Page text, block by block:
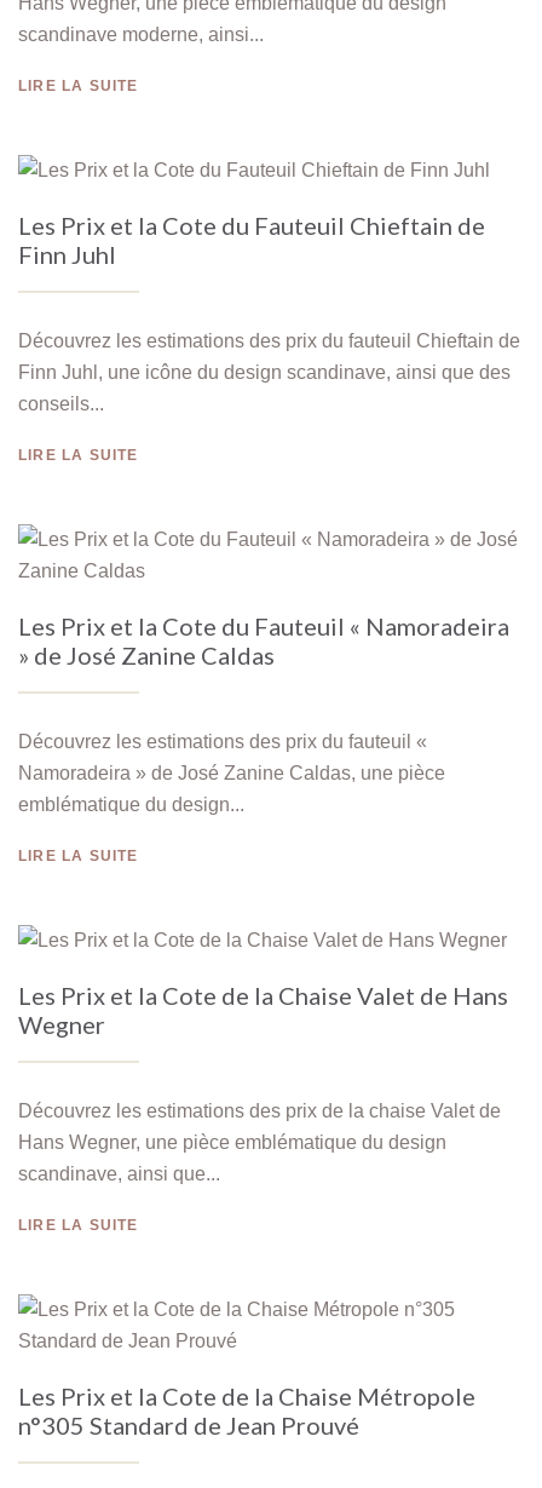
scandinave moderne, ainsi...
LIRE LA SUITE
Les Prix et la Cote du Fauteuil Chieftain de
Finn Juhl
Découvrez les estimations des prix du fauteuil Chieftain de
Finn Juhl, une icône du design scandinave, ainsi que des
conseils...
LIRE LA SUITE
Les Prix et la Cote du Fauteuil « Namoradeira
» de José Zanine Caldas
Découvrez les estimations des prix du fauteuil «
Namoradeira » de José Zanine Caldas, une pièce
emblématique du design...
LIRE LA SUITE
Les Prix et la Cote de la Chaise Valet de Hans
Wegner
Découvrez les estimations des prix de la chaise Valet de
Hans Wegner, une pièce emblématique du design
scandinave, ainsi que...
LIRE LA SUITE
Les Prix et la Cote de la Chaise Métropole
n°305 Standard de Jean Prouvé